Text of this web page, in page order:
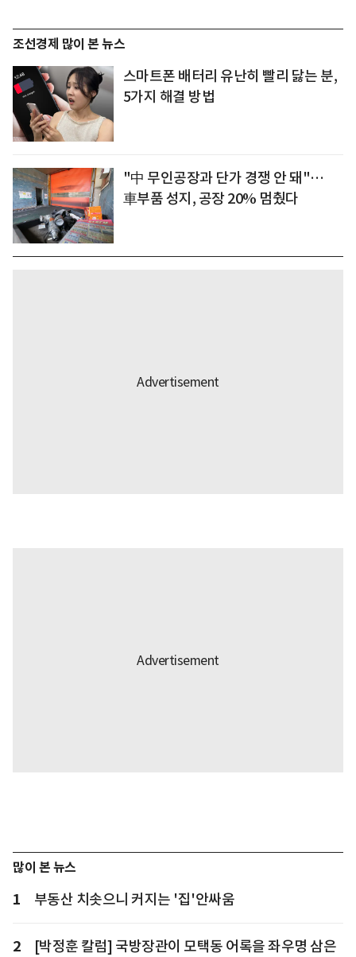
조선경제 많이 본 뉴스
스마트폰 배터리 유난히 빨리 닳는 분,
5가지 해결 방법
"中 무인공장과 단가 경쟁 안 돼"…
車부품 성지, 공장 20% 멈췄다
많이 본 뉴스
1 부동산 치솟으니 커지는 '집'안싸움
2
[박정훈 칼럼] 국방장관이 모택동 어록을 좌우명 삼은